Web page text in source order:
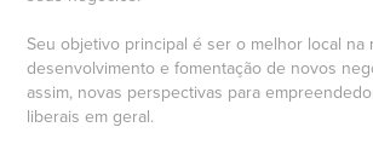
Seu objetivo principal é ser o melhor local na
desenvolvimento e fomentação de novos
assim, novas perspectivas para
liberais em geral.